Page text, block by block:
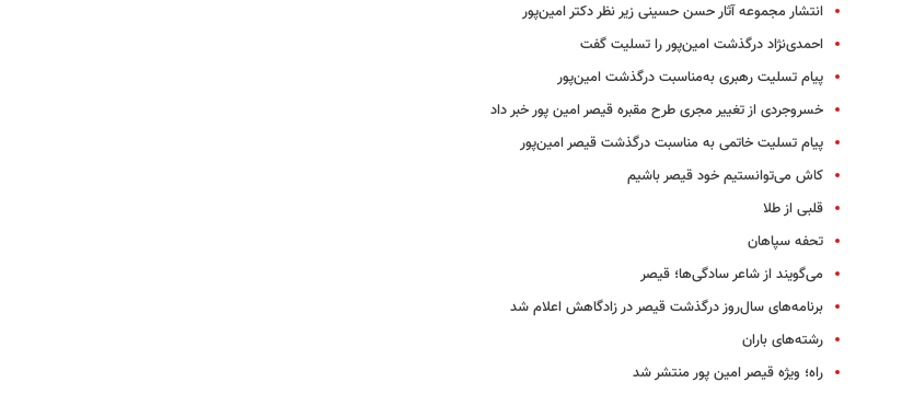
انتشار مجموعه آثار حسن حسینی زیر نظر دکتر امین‌پور
احمدی‌نژاد درگذشت امین‌پور را تسلیت گفت
پیام تسلیت رهبری به‌مناسبت درگذشت امین‌پور
خسروجردی از تغییر مجری طرح مقبره قیصر امین پور خبر داد
پیام تسلیت خاتمی به مناسبت درگذشت قیصر امین‌پور
کاش می‌توانستیم خود قیصر باشیم
قلبی از طلا
تحفه سپاهان
می‌گویند از شاعر سادگی‌ها؛ قیصر
برنامه‌های سال‌روز درگذشت قیصر در زادگاهش اعلام شد
رشته‌های باران
راه؛ ویژه قیصر امین پور منتشر شد